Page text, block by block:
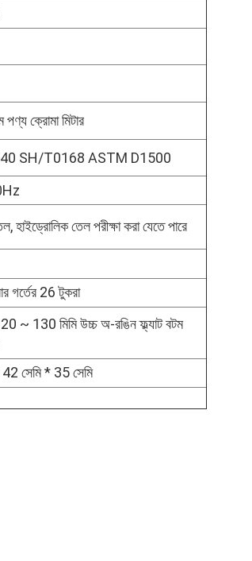
পণ্য ক্রোমা মিটার
SH/T0168 ASTM D1500
হাইড্রোলিক তেল পরীক্ষা করা যেতে পারে
গর্তের 26 টুকরা
~ 130 মিমি উচ্চ অ-রঙিন ফ্ল্যাট বটম
সেমি * 35 সেমি